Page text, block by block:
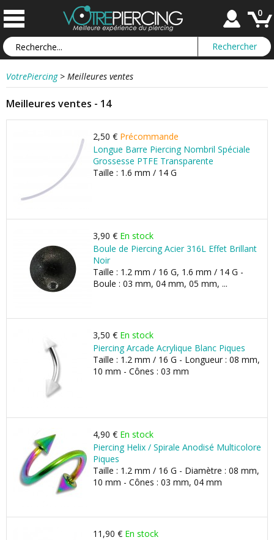
0
VotrePiercing > Meilleures ventes
Meilleures ventes - 14
2,50 € Précommande
Longue Barre Piercing Nombril Spéciale
Grossesse PTFE Transparente
Taille : 1.6 mm / 14 G
3,90 € En stock
Boule de Piercing Acier 316L Effet Brillant
Noir
Taille : 1.2 mm / 16 G, 1.6 mm / 14 G -
Boule : 03 mm, 04 mm, 05 mm, ...
3,50 € En stock
Piercing Arcade Acrylique Blanc Piques
Taille : 1.2 mm / 16 G - Longueur : 08 mm,
10 mm - Cônes : 03 mm
4,90 € En stock
Piercing Helix / Spirale Anodisé Multicolore
Piques
Taille : 1.2 mm / 16 G - Diamètre : 08 mm,
10 mm - Cônes : 03 mm, 04 mm
11,90 € En stock